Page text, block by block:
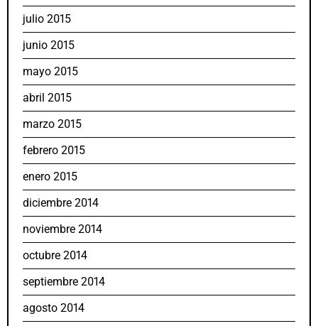
julio 2015
junio 2015
mayo 2015
abril 2015
marzo 2015
febrero 2015
enero 2015
diciembre 2014
noviembre 2014
octubre 2014
septiembre 2014
agosto 2014